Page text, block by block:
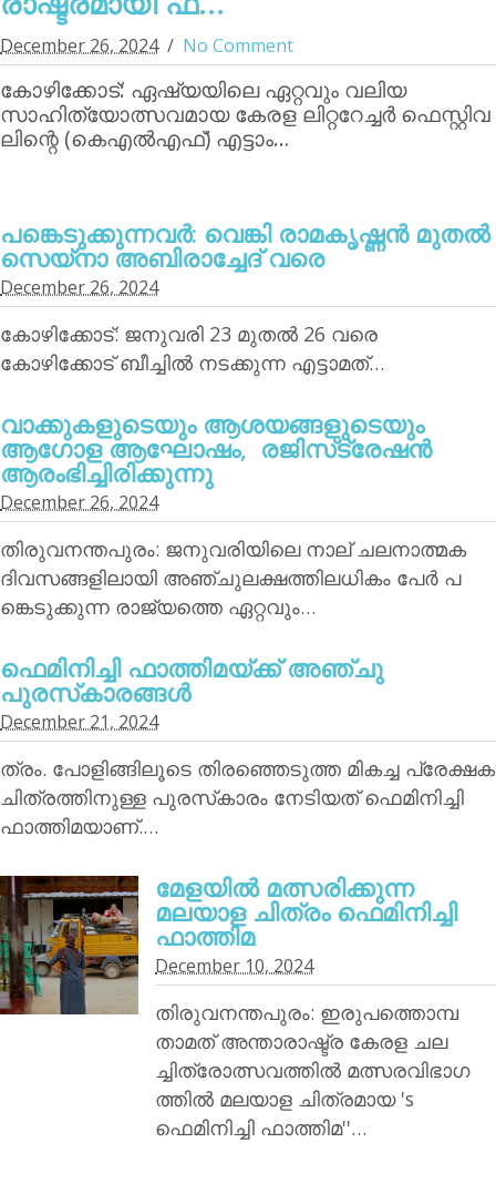
December 26, 2024 No Comment
കോഴിക്കോട്: ഏഷ്യയിലെ ഏറ്റവും വലിയ
സാഹിത്യോത്സവമായ കേരള ലിറ്ററേച്ചര്‍ ഫെസ്റ്റിവ
ലിന്റെ (കെഎല്‍എഫ്) എട്ടാം…
പങ്കെടുക്കുന്നവര്‍: വെങ്കി രാമകൃഷ്ണന്‍ മുതല്‍
സെയ്‌നാ അബിരാച്ചേദ് വരെ
December 26, 2024
കോഴിക്കോട്: ജനുവരി 23 മുതല്‍ 26 വരെ
കോഴിക്കോട് ബീച്ചില്‍ നടക്കുന്ന എട്ടാമത്…
വാക്കുകളുടെയും ആശയങ്ങളുടെയും
ആഗോള ആഘോഷം, രജിസ്‌ട്രേഷന്‍
ആരംഭിച്ചിരിക്കുന്നു
December 26, 2024
തിരുവനന്തപുരം: ജനുവരിയിലെ നാല് ചലനാത്മക
ദിവസങ്ങളിലായി അഞ്ചുലക്ഷത്തിലധികം പേര്‍ പ
ങ്കെടുക്കുന്ന രാജ്യത്തെ ഏറ്റവും…
ഫെമിനിച്ചി ഫാത്തിമയ്ക്ക് അഞ്ചു
പുരസ്‌കാരങ്ങള്‍
December 21, 2024
ത്രം. പോളിങ്ങിലൂടെ തിരഞ്ഞെടുത്ത മികച്ച പ്രേക്ഷക
ചിത്രത്തിനുള്ള പുരസ്‌കാരം നേടിയത് ഫെമിനിച്ചി
ഫാത്തിമയാണ്.…
മേളയില്‍ മത്സരിക്കുന്ന
മലയാള ചിത്രം ഫെമിനിച്ചി
ഫാത്തിമ
December 10, 2024
തിരുവനന്തപുരം: ഇരുപത്തൊമ്പ
താമത് അന്താരാഷ്ട്ര കേരള ചല
ച്ചിത്രോത്സവത്തില്‍ മത്സരവിഭാഗ
ത്തില്‍ മലയാള ചിത്രമായ 's
ഫെമിനിച്ചി ഫാത്തിമ''…